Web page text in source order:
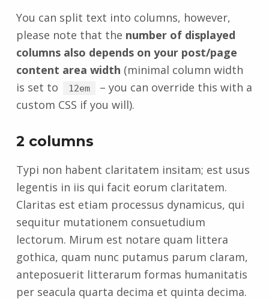
You can split text into columns, however,
please note that the number of displayed
columns also depends on your post/page
content area width (minimal column width
is set to
12em
– you can override this with a
custom CSS if you will).
2 columns
Typi non habent claritatem insitam; est usus
legentis in iis qui facit eorum claritatem.
Claritas est etiam processus dynamicus, qui
sequitur mutationem consuetudium
lectorum. Mirum est notare quam littera
gothica, quam nunc putamus parum claram,
anteposuerit litterarum formas humanitatis
per seacula quarta decima et quinta decima.